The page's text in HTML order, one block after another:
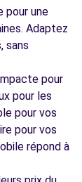
pour une
Adaptez
sans
pour
pour les
pour vos
pour vos
répond à